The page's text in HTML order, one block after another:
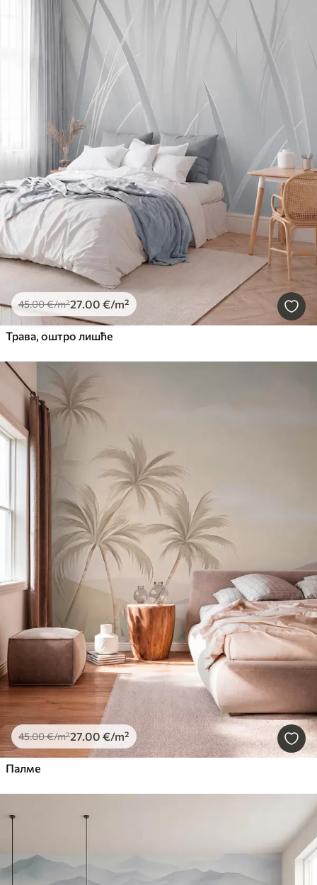
45.00€/m²27.00 €/m²
Трава, оштро лишће
45.00€/m²27.00 €/m²
Палме